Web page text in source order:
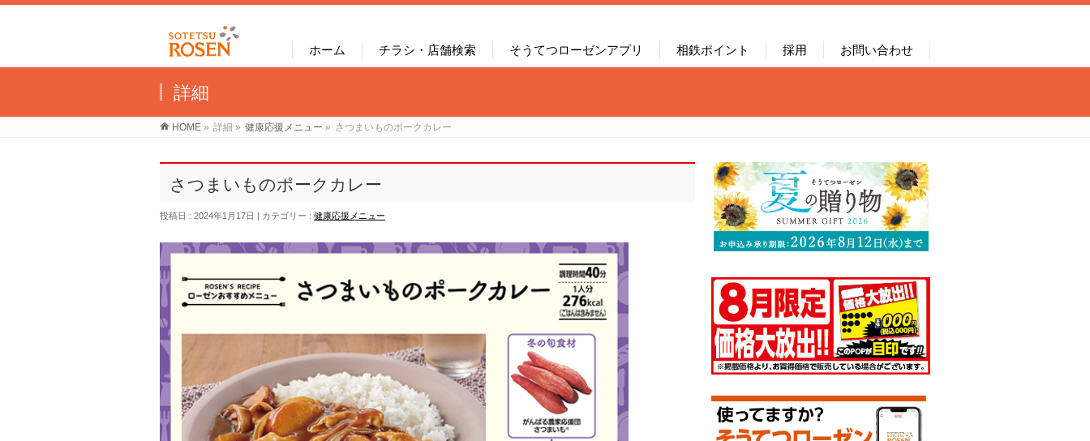
ホーム チラシ・店舗検索 そうてつローゼンアプリ 相鉄ポイント 採用 お問い合わせ
詳細
HOME » 詳細 » 健康応援メニュー » さつまいものポークカレー
さつまいものポークカレー
投稿日 : 2024年1月17日 カテゴリー : 健康応援メニュー